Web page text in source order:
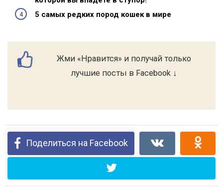
5 самых редких пород кошек в мире
Жми «Нравится» и получай только
лучшие посты в Facebook ↓
Поделиться на Facebook